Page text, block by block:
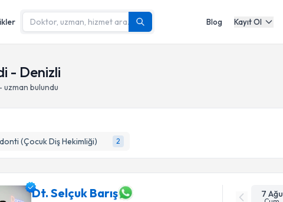
Blog Kayıt Ol
- Denizli
bulundu
(Çocuk Diş Hekimliği) 2
Dt. Selçuk Barış 7 Ağu